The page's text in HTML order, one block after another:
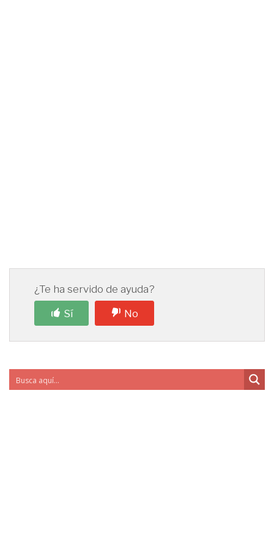
¿Te ha servido de ayuda?
Sí
No